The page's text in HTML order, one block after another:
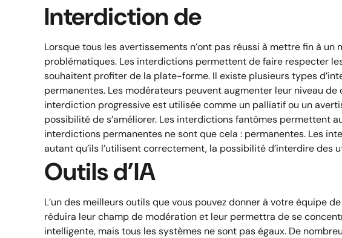
Interdiction de
Lorsque tous les avertissements n’ont pas réussi à mettre fin à
problématiques. Les interdictions permettent de faire respecter
souhaitent profiter de la plate-forme. Il existe plusieurs types
permanentes. Les modérateurs peuvent augmenter leur niveau
interdiction progressive est utilisée comme un palliatif ou un
possibilité de s’améliorer. Les interdictions fantômes permettent
interdictions permanentes ne sont que cela : permanentes. Les
autant qu’ils l’utilisent correctement, la possibilité d’interdire
Outils d’IA
L’un des meilleurs outils que vous pouvez donner à votre équipe
réduira leur champ de modération et leur permettra de se
intelligente, mais tous les systèmes ne sont pas égaux. De